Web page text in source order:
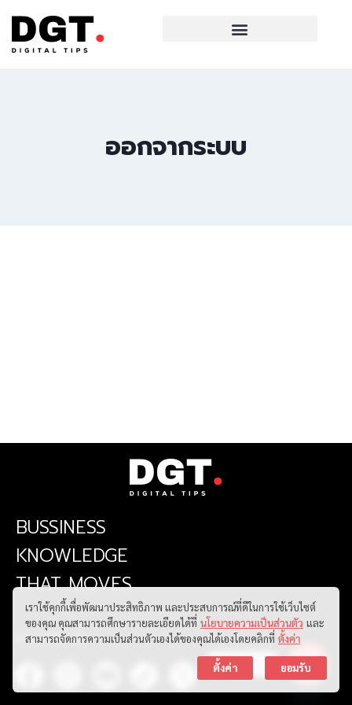
ออกจากระบบ
BUSSINESS
KNOWLEDGE
THAT MOVES
FOLLOW US
เราใช้คุกกี้เพื่อพัฒนาประสิทธิภาพ และประสบการณ์ที่ดีในการใช้เว็บไซต์
ของคุณ คุณสามารถศึกษารายละเอียดได้ที่ นโยบายความเป็นส่วนตัว และ
สามารถจัดการความเป็นส่วนตัวเองได้ของคุณได้เองโดยคลิกที่ ตั้งค่า
ตั้งค่า ยอมรับ
ติดต่อเรา
Open